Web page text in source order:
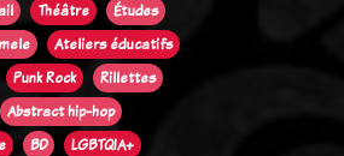
Théâtre
Études
Ateliers éducatifs
Punk Rock
Rillettes
Abstract hip-hop
BD
LGBTQIA+